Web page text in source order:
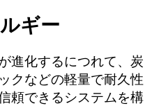
ギー
進化するにつれて、炭
クなどの軽量で耐久性
頼できるシステムを構